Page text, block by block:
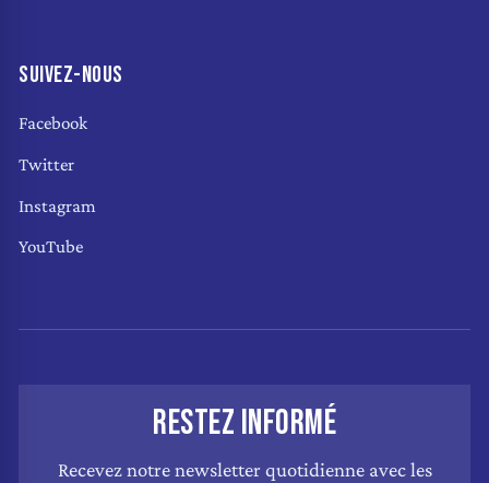
SUIVEZ-NOUS
Facebook
Twitter
Instagram
YouTube
RESTEZ INFORMÉ
Recevez notre newsletter quotidienne avec les